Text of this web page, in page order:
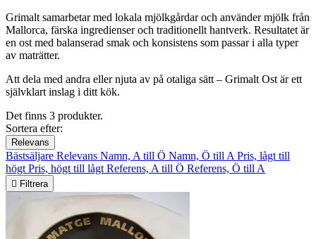
Grimalt samarbetar med lokala mjölkgårdar och använder mjölk från
Mallorca, färska ingredienser och traditionellt hantverk. Resultatet är
en ost med balanserad smak och konsistens som passar i alla typer
av maträtter.
Att dela med andra eller njuta av på otaliga sätt – Grimalt Ost är ett
självklart inslag i ditt kök.
Det finns 3 produkter.
Sortera efter:
Relevans
Bästsäljare Relevans Namn, A till Ö Namn, Ö till A Pris, lågt till
högt Pris, högt till lågt Referens, A till Ö Referens, Ö till A
 Filtrera